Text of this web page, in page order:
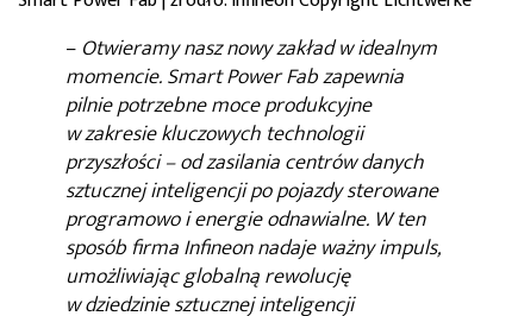
– Otwieramy nasz nowy zakład w idealnym
momencie.Smart Power Fab zapewnia
pilnie potrzebne moce produkcyjne
w zakresie kluczowych technologii
przyszłości – od zasilania centrów danych
sztucznej inteligencji po pojazdy sterowane
programowo i energie odnawialne. W ten
sposób firma Infineon nadaje ważny impuls,
umożliwiając globalną rewolucję
w dziedzinie sztucznej inteligencji